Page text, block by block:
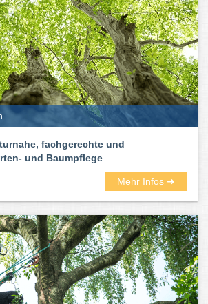
fachgerechte und
und Baumpflege
Mehr Infos ➜